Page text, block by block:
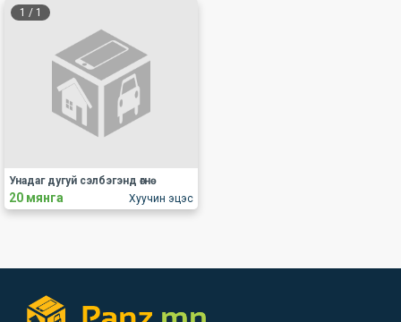
1 / 1
Хуучин эцэс
Унадаг дугуй сэлбэгэнд өгнө
20 мянга